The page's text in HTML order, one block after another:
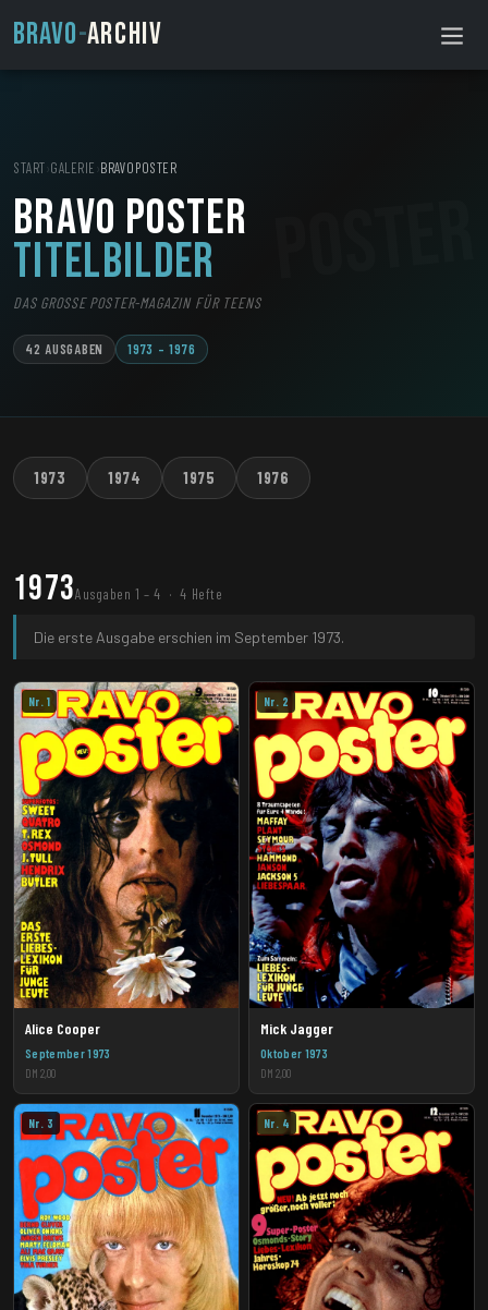
BRAVO-ARCHIV
START GALERIE BRAVOPOSTER
BRAVO poster
Titelbilder
DAS GROSSE POSTER-MAGAZIN FÜR TEENS
42 AUSGABEN 1973 – 1976
1973 1974 1975 1976
1973Ausgaben 1 – 4 · 4 Hefte
Die erste Ausgabe erschien im September 1973.
Nr. 1
Alice Cooper
September 1973
DM 2,00
Nr. 2
Mick Jagger
Oktober 1973
DM 2,00
Nr. 3 Nr. 4